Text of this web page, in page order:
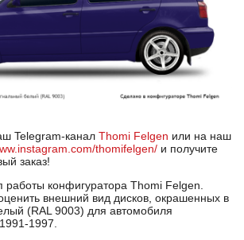
Telegram-канал Thomi Felgen или на наш
thomifelgen/ и получите
заказ!
конфигуратора Thomi Felgen.
внешний вид дисков, окрашенных в
(RAL 9003) для автомобиля
1997.